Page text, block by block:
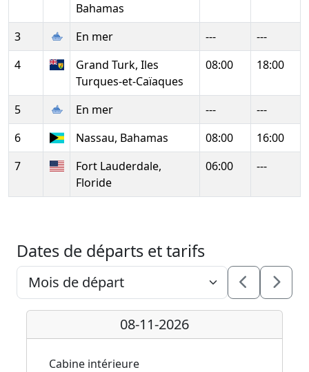
Bahamas
3 En mer ---
---
4
Grand Turk, Iles
Turques-et-Caïaques
08:00 18:00
5 En mer ---
---
6
Nassau, Bahamas 08:00
16:00
7
Fort Lauderdale,
Floride
06:00 ---
Dates de départs et tarifs
08-11-2026
Cabine intérieure